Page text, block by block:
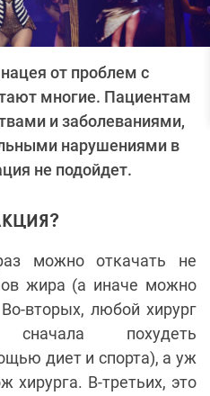
от проблем с
многие. Пациентам
и заболеваниями,
нарушениями в
не подойдет.
можно откачать не
жира (а иначе можно
вторых, любой хирург
похудеть
диет и спорта), а уж
хирурга. В-третьих, это